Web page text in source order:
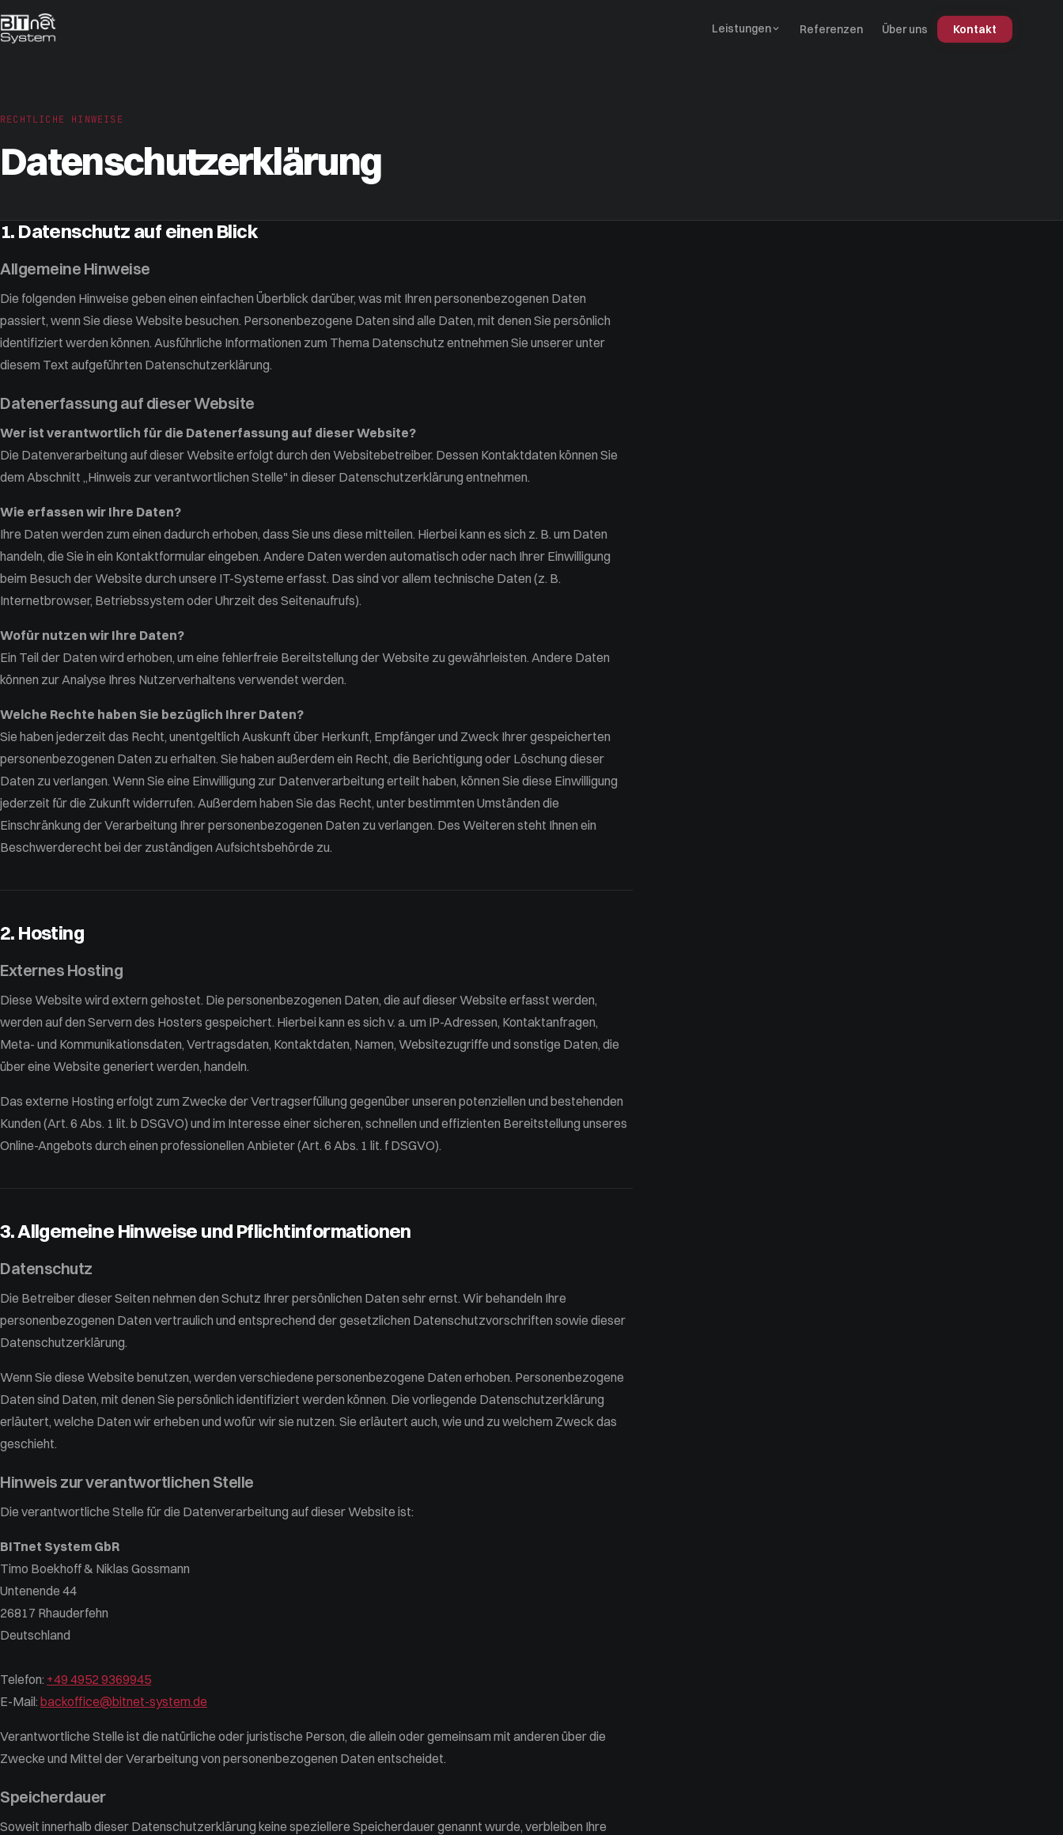
Leistungen Referenzen Über uns Kontakt
RECHTLICHE HINWEISE
Datenschutzerklärung
1. Datenschutz auf einen Blick
Allgemeine Hinweise
Die folgenden Hinweise geben einen einfachen Überblick darüber, was mit Ihren personenbezogenen Daten
passiert, wenn Sie diese Website besuchen. Personenbezogene Daten sind alle Daten, mit denen Sie persönlich
identifiziert werden können. Ausführliche Informationen zum Thema Datenschutz entnehmen Sie unserer unter
diesem Text aufgeführten Datenschutzerklärung.
Datenerfassung auf dieser Website
Wer ist verantwortlich für die Datenerfassung auf dieser Website?
Die Datenverarbeitung auf dieser Website erfolgt durch den Websitebetreiber. Dessen Kontaktdaten können Sie
dem Abschnitt „Hinweis zur verantwortlichen Stelle" in dieser Datenschutzerklärung entnehmen.
Wie erfassen wir Ihre Daten?
Ihre Daten werden zum einen dadurch erhoben, dass Sie uns diese mitteilen. Hierbei kann es sich z. B. um Daten
handeln, die Sie in ein Kontaktformular eingeben. Andere Daten werden automatisch oder nach Ihrer Einwilligung
beim Besuch der Website durch unsere IT-Systeme erfasst. Das sind vor allem technische Daten (z. B.
Internetbrowser, Betriebssystem oder Uhrzeit des Seitenaufrufs).
Wofür nutzen wir Ihre Daten?
Ein Teil der Daten wird erhoben, um eine fehlerfreie Bereitstellung der Website zu gewährleisten. Andere Daten
können zur Analyse Ihres Nutzerverhaltens verwendet werden.
Welche Rechte haben Sie bezüglich Ihrer Daten?
Sie haben jederzeit das Recht, unentgeltlich Auskunft über Herkunft, Empfänger und Zweck Ihrer gespeicherten
personenbezogenen Daten zu erhalten. Sie haben außerdem ein Recht, die Berichtigung oder Löschung dieser
Daten zu verlangen. Wenn Sie eine Einwilligung zur Datenverarbeitung erteilt haben, können Sie diese Einwilligung
jederzeit für die Zukunft widerrufen. Außerdem haben Sie das Recht, unter bestimmten Umständen die
Einschränkung der Verarbeitung Ihrer personenbezogenen Daten zu verlangen. Des Weiteren steht Ihnen ein
Beschwerderecht bei der zuständigen Aufsichtsbehörde zu.
2. Hosting
Externes Hosting
Diese Website wird extern gehostet. Die personenbezogenen Daten, die auf dieser Website erfasst werden,
werden auf den Servern des Hosters gespeichert. Hierbei kann es sich v. a. um IP-Adressen, Kontaktanfragen,
Meta- und Kommunikationsdaten, Vertragsdaten, Kontaktdaten, Namen, Websitezugriffe und sonstige Daten, die
über eine Website generiert werden, handeln.
Das externe Hosting erfolgt zum Zwecke der Vertragserfüllung gegenüber unseren potenziellen und bestehenden
Kunden (Art. 6 Abs. 1 lit. b DSGVO) und im Interesse einer sicheren, schnellen und effizienten Bereitstellung unseres
Online-Angebots durch einen professionellen Anbieter (Art. 6 Abs. 1 lit. f DSGVO).
3. Allgemeine Hinweise und Pflichtinformationen
Datenschutz
Die Betreiber dieser Seiten nehmen den Schutz Ihrer persönlichen Daten sehr ernst. Wir behandeln Ihre
personenbezogenen Daten vertraulich und entsprechend der gesetzlichen Datenschutzvorschriften sowie dieser
Datenschutzerklärung.
Wenn Sie diese Website benutzen, werden verschiedene personenbezogene Daten erhoben. Personenbezogene
Daten sind Daten, mit denen Sie persönlich identifiziert werden können. Die vorliegende Datenschutzerklärung
erläutert, welche Daten wir erheben und wofür wir sie nutzen. Sie erläutert auch, wie und zu welchem Zweck das
geschieht.
Hinweis zur verantwortlichen Stelle
Die verantwortliche Stelle für die Datenverarbeitung auf dieser Website ist:
BITnet System GbR
Timo Boekhoff & Niklas Gossmann
Untenende 44
26817 Rhauderfehn
Deutschland
Telefon: +49 4952 9369945
E-Mail: backoffice@bitnet-system.de
Verantwortliche Stelle ist die natürliche oder juristische Person, die allein oder gemeinsam mit anderen über die
Zwecke und Mittel der Verarbeitung von personenbezogenen Daten entscheidet.
Speicherdauer
Soweit innerhalb dieser Datenschutzerklärung keine speziellere Speicherdauer genannt wurde, verbleiben Ihre